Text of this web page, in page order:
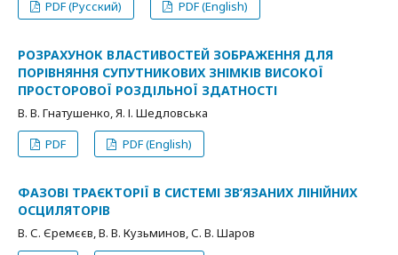
PDF (Русский)
PDF (English)
РОЗРАХУНОК ВЛАСТИВОСТЕЙ ЗОБРАЖЕННЯ ДЛЯ
ПОРІВНЯННЯ СУПУТНИКОВИХ ЗНІМКІВ ВИСОКОЇ
ПРОСТОРОВОЇ РОЗДІЛЬНОЇ ЗДАТНОСТІ
В. В. Гнатушенко, Я. І. Шедловська
PDF
PDF (English)
ФАЗОВІ ТРАЄКТОРІЇ В СИСТЕМІ ЗВ’ЯЗАНИХ ЛІНІЙНИХ
ОСЦИЛЯТОРІВ
В. С. Єремєєв, В. В. Кузьминов, С. В. Шаров